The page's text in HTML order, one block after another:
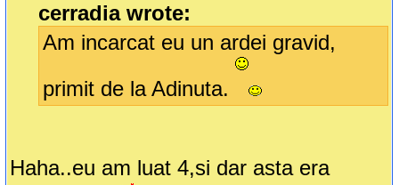
cerradia wrote:
Am incarcat eu un ardei gravid,
primit de la Adinuta.
Haha..eu am luat 4,si dar asta era